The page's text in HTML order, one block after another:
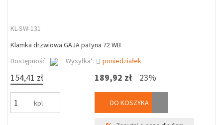
KL-SW-131
Klamka drzwiowa GAJA patyna 72 WB
Dostępność
Wysyłka*: poniedziałek
154,41 zł
kpl
189,92 zł 23%
DO KOSZYKA